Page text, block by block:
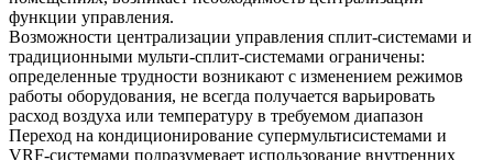
функции управления.
Возможности централизации управления сплит-системами и
традиционными мульти-сплит-системами ограничены:
определенные трудности возникают с изменением режимов
работы оборудования, не всегда получается варьировать
расход воздуха или температуру в требуемом диапазон
Переход на кондиционирование супермультисистемами и
VRF-системами подразумевает использование внутренних